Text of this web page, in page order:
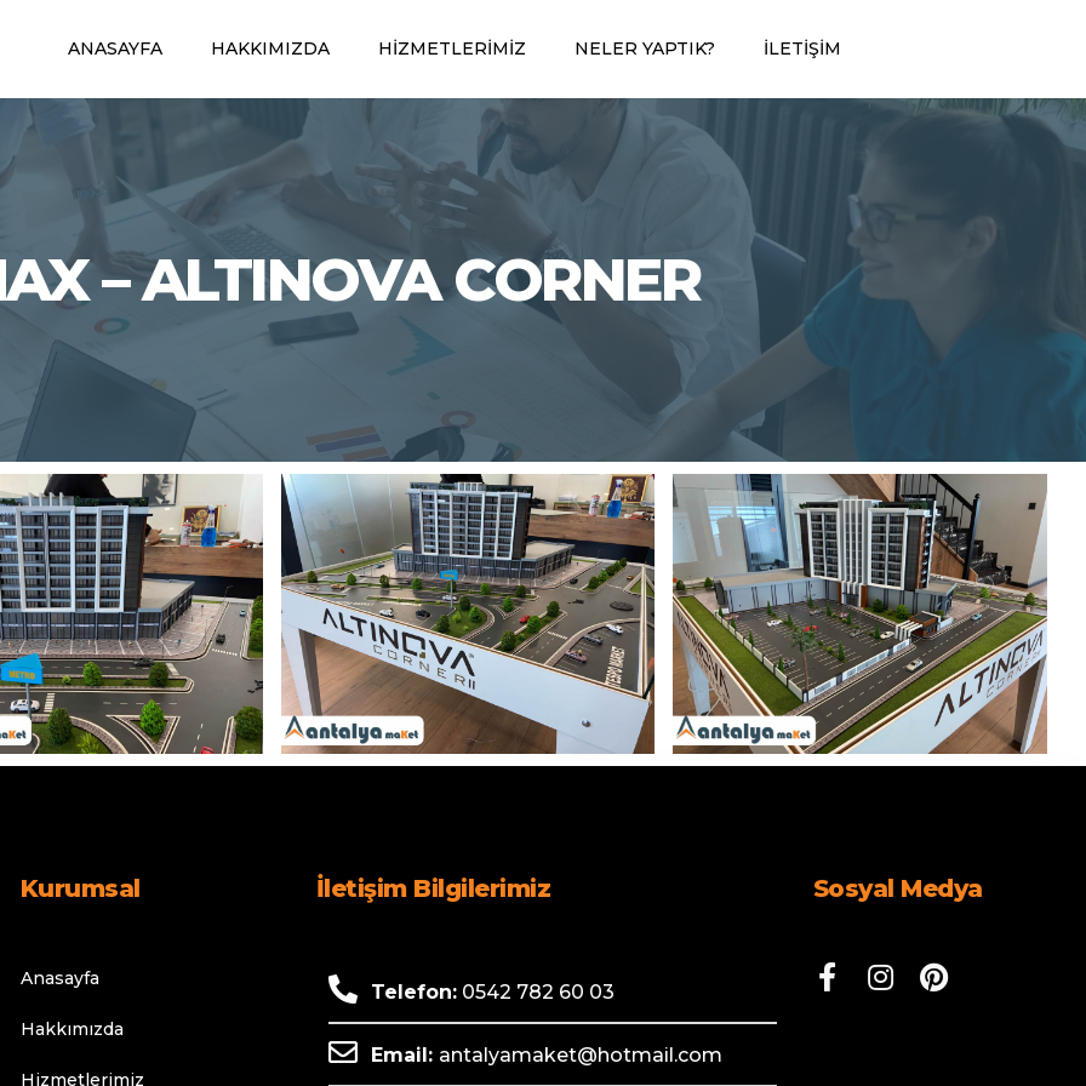
ANASAYFA HAKKIMIZDA HIZMETLERIMIZ NELER YAPTIK? İLETIŞIM
– ALTINOVA CORNER
Kurumsal
Anasayfa
Hakkımızda
Hizmetlerimiz
İletişim Bilgilerimiz
Telefon:0542 782 60 03
Email: antalyamaket@hotmail.com
Sosyal Medya